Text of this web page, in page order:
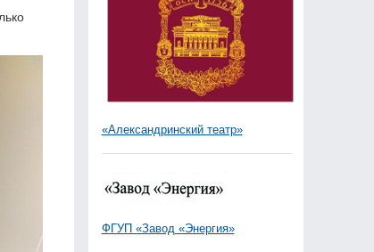
«Александринский театр»
ФГУП «Завод «Энергия»